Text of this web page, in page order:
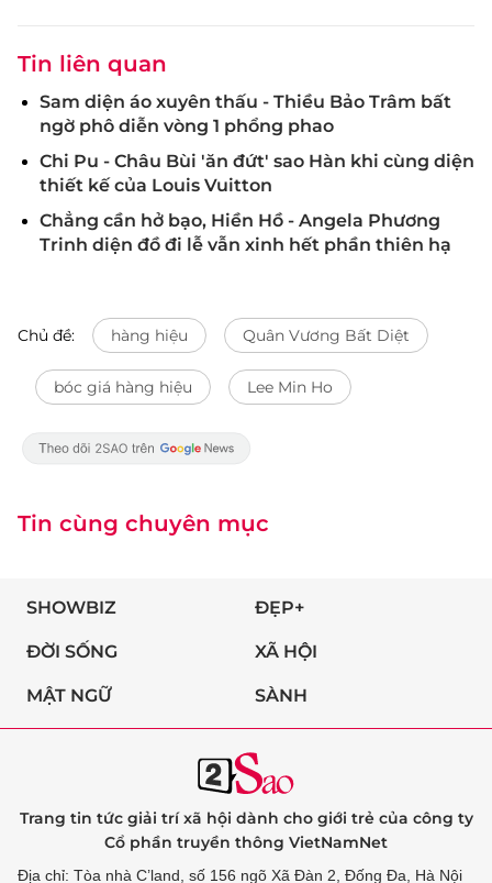
Tin liên quan
Sam diện áo xuyên thấu - Thiều Bảo Trâm bất
ngờ phô diễn vòng 1 phổng phao
Chi Pu - Châu Bùi 'ăn đứt' sao Hàn khi cùng diện
thiết kế của Louis Vuitton
Chẳng cần hở bạo, Hiền Hồ - Angela Phương
Trinh diện đồ đi lễ vẫn xinh hết phần thiên hạ
Chủ đề: hàng hiệu Quân Vương Bất Diệt
bóc giá hàng hiệu Lee Min Ho
Tin cùng chuyên mục
SHOWBIZ ĐẸP+
ĐỜI SỐNG XÃ HỘI
MẬT NGỮ SÀNH
Trang tin tức giải trí xã hội dành cho giới trẻ của công ty
Cổ phần truyền thông VietNamNet
Địa chỉ: Tòa nhà C’land, số 156 ngõ Xã Đàn 2, Đống Đa, Hà Nội